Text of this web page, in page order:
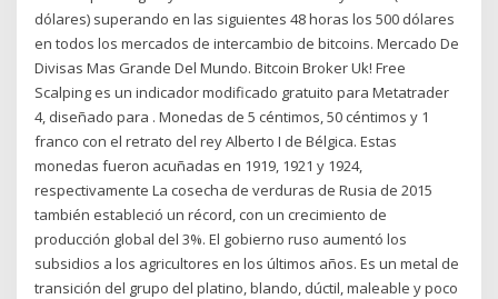
dólares) superando en las siguientes 48 horas los 500 dólares
en todos los mercados de intercambio de bitcoins. Mercado De
Divisas Mas Grande Del Mundo. Bitcoin Broker Uk! Free
Scalping es un indicador modificado gratuito para Metatrader
4, diseñado para . Monedas de 5 céntimos, 50 céntimos y 1
franco con el retrato del rey Alberto I de Bélgica. Estas
monedas fueron acuñadas en 1919, 1921 y 1924,
respectivamente La cosecha de verduras de Rusia de 2015
también estableció un récord, con un crecimiento de
producción global del 3%. El gobierno ruso aumentó los
subsidios a los agricultores en los últimos años. Es un metal de
transición del grupo del platino, blando, dúctil, maleable y poco